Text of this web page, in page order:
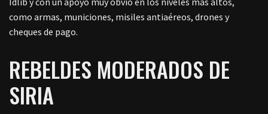
como armas, municiones, misiles antiaéreos, drones y
cheques de pago.
REBELDES MODERADOS DE
SIRIA